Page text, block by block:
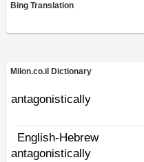
Bing Translation
Milon.co.il Dictionary
antagonistically
English-Hebrew
antagonistically